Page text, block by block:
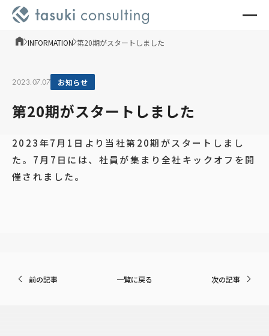
INFORMATION 第20期がスタートしました
2023.07.07 お知らせ
第20期がスタートしました
2023年7月1日より当社第20期がスタートしまし
た。7月7日には、社員が集まり全社キックオフを開
催されました。
前の記事 一覧に戻る 次の記事